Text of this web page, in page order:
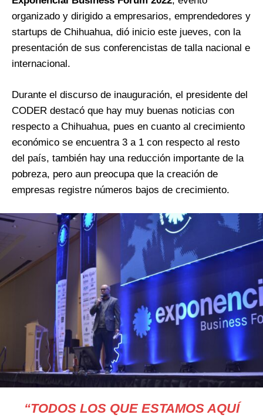
organizado y dirigido a empresarios, emprendedores y
startups de Chihuahua, dió inicio este jueves, con la
presentación de sus conferencistas de talla nacional e
internacional.
Durante el discurso de inauguración, el presidente del
CODER destacó que hay muy buenas noticias con
respecto a Chihuahua, pues en cuanto al crecimiento
económico se encuentra 3 a 1 con respecto al resto
del país, también hay una reducción importante de la
pobreza, pero aun preocupa que la creación de
empresas registre números bajos de crecimiento.
“TODOS LOS QUE ESTAMOS AQUÍ